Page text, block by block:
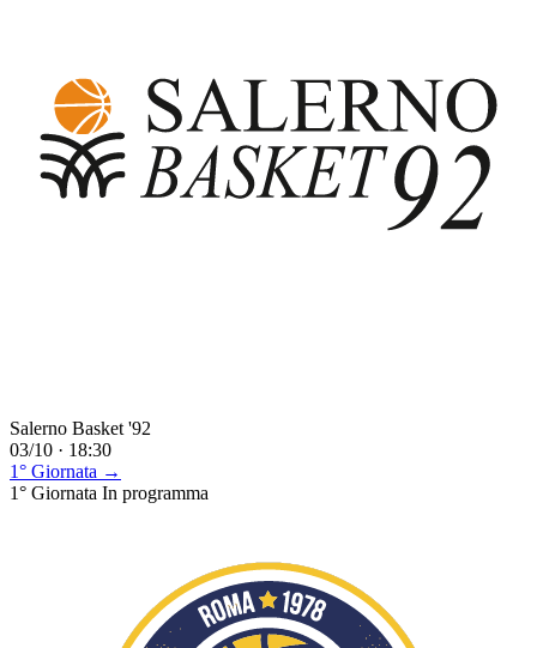
Salerno Basket '92
03/10 · 18:30
1° Giornata →
1° Giornata In programma